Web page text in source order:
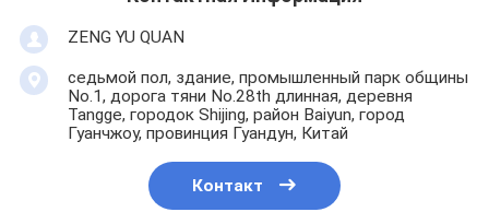
ZENG YU QUAN
седьмой пол, здание, промышленный парк общины
No.1, дорога тяни No.28th длинная, деревня
Tangge, городок Shijing, район Baiyun, город
Гуанчжоу, провинция Гуандун, Китай
Контакт